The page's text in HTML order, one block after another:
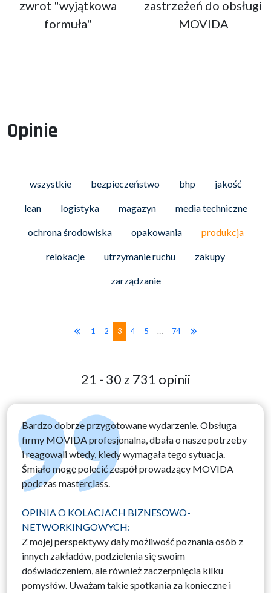
zwrot "wyjątkowa
formuła"
zastrzeżeń do obsługi
MOVIDA
Opinie
wszystkie bezpieczeństwo bhp jakość
lean logistyka magazyn media techniczne
ochrona środowiska opakowania produkcja
relokacje utrzymanie ruchu zakupy
zarządzanie
1 2 3 4 5 … 74
21 - 30 z 731 opinii
Bardzo dobrze przygotowane wydarzenie. Obsługa
firmy MOVIDA profesjonalna, dbała o nasze potrzeby
i reagowali wtedy, kiedy wymagała tego sytuacja.
Śmiało mogę polecić zespół prowadzący MOVIDA
podczas masterclass.
OPINIA O KOLACJACH BIZNESOWO-
NETWORKINGOWYCH:
Z mojej perspektywy dały możliwość poznania osób z
innych zakładów, podzielenia się swoim
doświadczeniem, ale również zaczerpnięcia kilku
pomysłów. Uważam takie spotkania za konieczne i